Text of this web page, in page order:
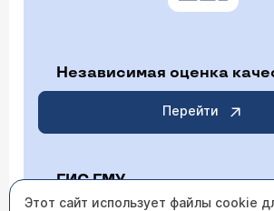
Независимая оценка
Перейти
ГИС ГМУ
Этот сайт использует файлы cookie